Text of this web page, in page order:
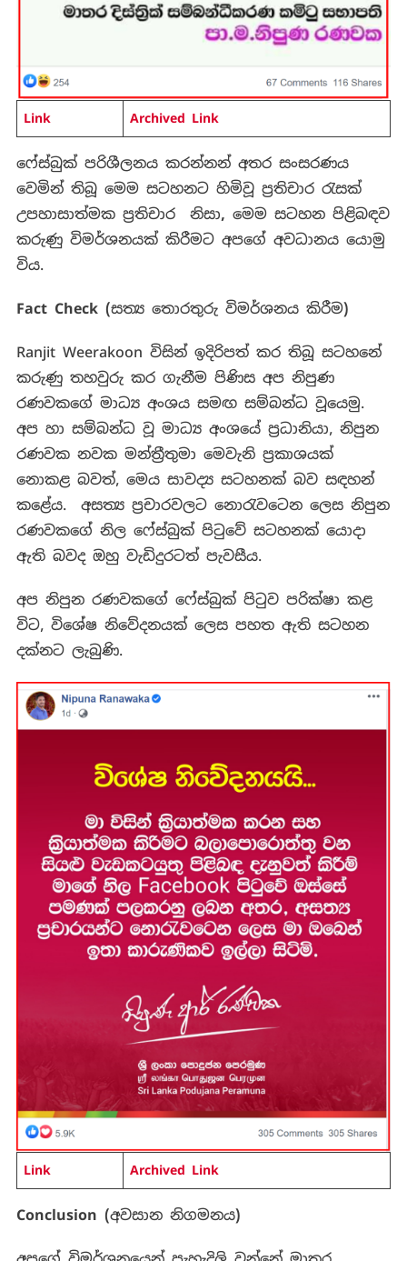
Link Archived Link
ෆේස්බුක් පරිශීලනය කරන්නන් අතර සංසරණය
වෙමින් තිබූ මෙම සටහනට හිමිවූ ප්‍රතිචාර රැසක්
උපහාසාත්මක ප්‍රතිචාර
නිසා, මෙම සටහන පිළිබඳව
කරුණු විමර්ශනයක් කිරීමට අපගේ අවධානය යොමු
විය.
Fact Check (සත්‍ය තොරතුරු විමර්ශනය කිරීම)
Ranjit Weerakoon විසින් ඉදිරිපත් කර තිබූ සටහනේ
කරුණු තහවුරු කර ගැනීම පිණිස අප නිපුණ
රණවකගේ මාධ්‍ය අංශය සමඟ සම්බන්ධ වූයෙමු.
අප හා සම්බන්ධ වූ මාධ්‍ය අංශයේ ප්‍රධානියා, නිපුන
රණවක නවක මන්ත්‍රීතුමා මෙවැනි ප්‍රකාශයක්
නොකළ බවත්, මෙය සාවද්‍ය සටහනක් බව සඳහන්
කළේය. අසත්‍ය ප්‍රචාරවලට නොරැවටෙන ලෙස නිපුන
රණවකගේ නිල ෆේස්බුක් පිටුවේ සටහනක් යොදා
ඇති බවද ඔහු වැඩිදුරටත් පැවසීය.
අප නිපුන රණවකගේ ෆේස්බුක් පිටුව පරික්ෂා කළ
විට, විශේෂ නිවේදනයක් ලෙස පහත ඇති සටහන
දක්නට ලැබුණි.
Link Archived Link
Conclusion (අවසාන නිගමනය)